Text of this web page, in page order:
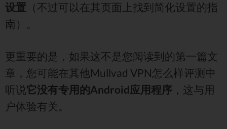
设置 （不过可以在其页面上找到简化设置的指
南）。
更重要的是，如果这不是您阅读到的第一篇文
章，您可能在其他Mullvad VPN怎么样评测中
听说它没有专用的Android应用程序 ，这与用
户体验有关。